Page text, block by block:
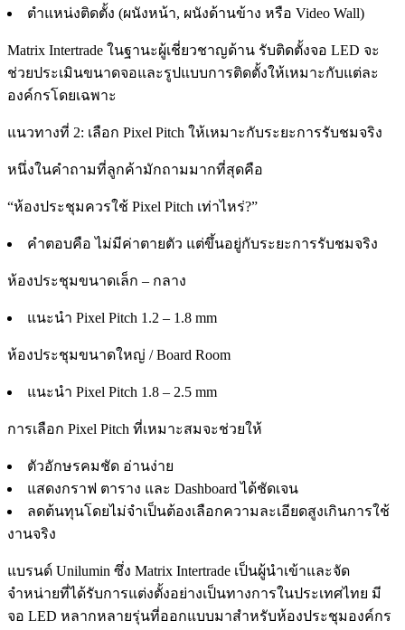
ตำแหน่งติดตั้ง (ผนังหน้า, ผนังด้านข้าง หรือ Video Wall)
Matrix Intertrade ในฐานะผู้เชี่ยวชาญด้าน รับติดตั้งจอ LED จะ
ช่วยประเมินขนาดจอและรูปแบบการติดตั้งให้เหมาะกับแต่ละ
องค์กรโดยเฉพาะ
แนวทางที่ 2: เลือก Pixel Pitch ให้เหมาะกับระยะการรับชมจริง
หนึ่งในคำถามที่ลูกค้ามักถามมากที่สุดคือ
“ห้องประชุมควรใช้ Pixel Pitch เท่าไหร่?”
คำตอบคือ ไม่มีค่าตายตัว แต่ขึ้นอยู่กับระยะการรับชมจริง
ห้องประชุมขนาดเล็ก – กลาง
แนะนำ Pixel Pitch 1.2 – 1.8 mm
ห้องประชุมขนาดใหญ่ / Board Room
แนะนำ Pixel Pitch 1.8 – 2.5 mm
การเลือก Pixel Pitch ที่เหมาะสมจะช่วยให้
ตัวอักษรคมชัด อ่านง่าย
แสดงกราฟ ตาราง และ Dashboard ได้ชัดเจน
ลดต้นทุนโดยไม่จำเป็นต้องเลือกความละเอียดสูงเกินการใช้
งานจริง
แบรนด์ Unilumin ซึ่ง Matrix Intertrade เป็นผู้นำเข้าและจัด
จำหน่ายที่ได้รับการแต่งตั้งอย่างเป็นทางการในประเทศไทย มี
จอ LED หลากหลายรุ่นที่ออกแบบมาสำหรับห้องประชุมองค์กร